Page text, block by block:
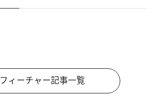
フィーチャー記事一覧